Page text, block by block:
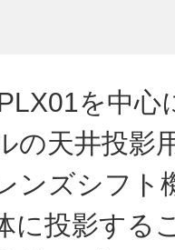
を中
の天井投影
ンズシフト
に投影する